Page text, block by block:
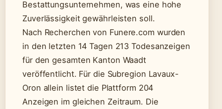
Bestattungsunternehmen, was eine hohe
Zuverlässigkeit gewährleisten soll.
Nach Recherchen von Funere.com wurden
in den letzten 14 Tagen 213 Todesanzeigen
für den gesamten Kanton Waadt
veröffentlicht. Für die Subregion Lavaux-
Oron allein listet die Plattform 204
Anzeigen im gleichen Zeitraum. Die